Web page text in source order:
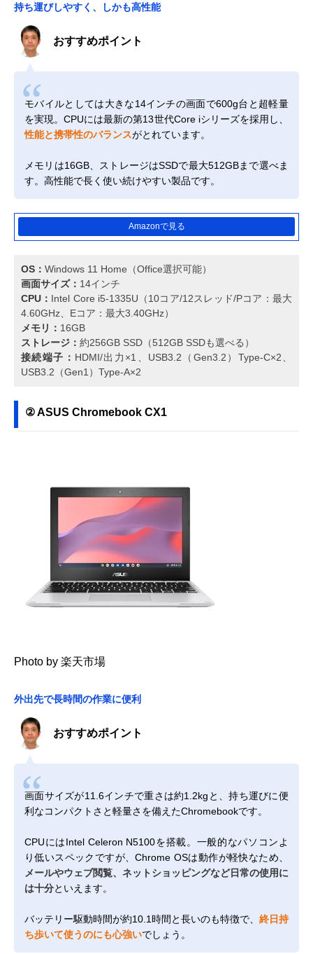
持ち運びしやすく、しかも高性能
おすすめポイント
モバイルとしては大きな14インチの画面で600g台と超軽量
を実現。CPUには最新の第13世代Core iシリーズを採用し、
性能と携帯性のバランスがとれています。
メモリは16GB、ストレージはSSDで最大512GBまで選べま
す。高性能で長く使い続けやすい製品です。
Amazonで見る
OS： Windows 11 Home（Office選択可能）
画面サイズ： 14インチ
CPU： Intel Core i5-1335U（10コア/12スレッド/Pコア：最大
4.60GHz、Eコア：最大3.40GHz）
メモリ： 16GB
ストレージ： 約256GB SSD（512GB SSDも選べる）
接続端子： HDMI/出力×1、USB3.2（Gen3.2）Type-C×2、
USB3.2（Gen1）Type-A×2
② ASUS Chromebook CX1
Photo by 楽天市場
外出先で長時間の作業に便利
おすすめポイント
画面サイズが11.6インチで重さは約1.2kgと、持ち運びに便
利なコンパクトさと軽量さを備えたChromebookです。
CPUにはIntel Celeron N5100を搭載。一般的なパソコンよ
り低いスペックですが、Chrome OSは動作が軽快なため、
メールやウェブ閲覧、ネットショッピングなど日常の使用に
は十分といえます。
バッテリー駆動時間が約10.1時間と長いのも特徴で、 終日持
ち歩いて使うのにも心強いでしょう。